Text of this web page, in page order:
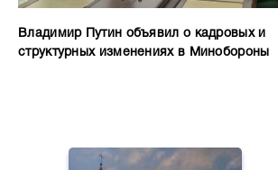
Владимир Путин объявил о кадровых и
структурных изменениях в Минобороны